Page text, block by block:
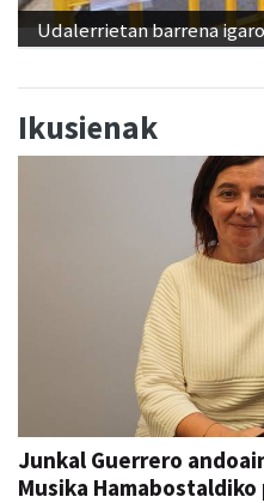
Udalerrietan barrena
Ikusienak
Junkal Guerrero
Musika